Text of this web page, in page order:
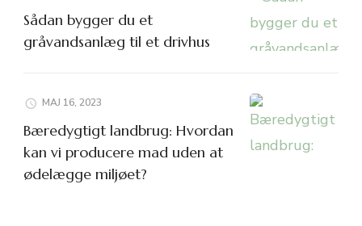
Sådan bygger du et
gråvandsanlæg til et drivhus
MAJ 16, 2023
Bæredygtigt landbrug: Hvordan
kan vi producere mad uden at
ødelægge miljøet?